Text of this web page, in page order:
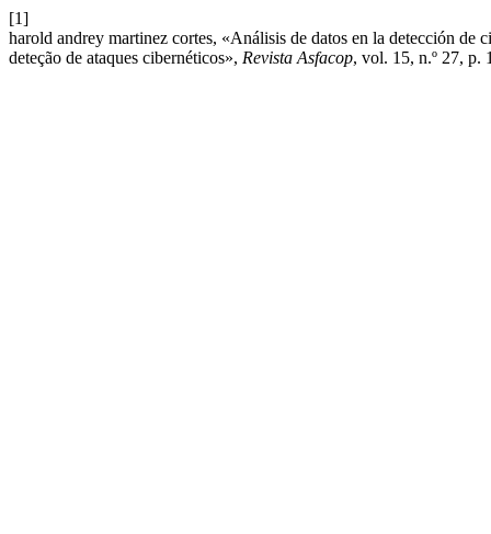
[1]
harold andrey martinez cortes, «Análisis de datos en la detección de
deteção de ataques cibernéticos», Revista Asfacop, vol. 15, n.º 27, p.